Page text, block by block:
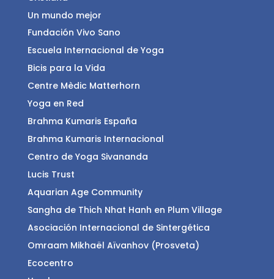
Un mundo mejor
Fundación Vivo Sano
Escuela Internacional de Yoga
Bicis para la Vida
Centre Mèdic Matterhorn
Yoga en Red
Brahma Kumaris España
Brahma Kumaris Internacional
Centro de Yoga Sivananda
Lucis Trust
Aquarian Age Community
Sangha de Thich Nhat Hanh en Plum Village
Asociación Internacional de Sintergética
Omraam Mikhaël Aïvanhov (Prosveta)
Ecocentro